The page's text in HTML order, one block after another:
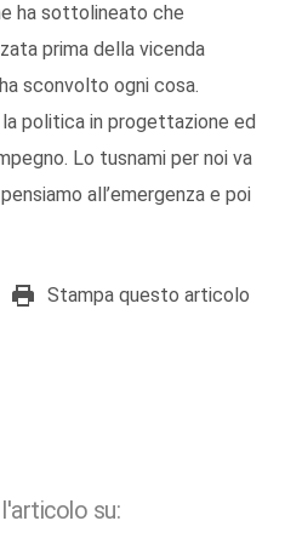
ha sottolineato che
prima della vicenda
sconvolto ogni cosa.
politica in progettazione ed
Lo tusnami per noi va
all’emergenza e poi
Stampa questo articolo
su: